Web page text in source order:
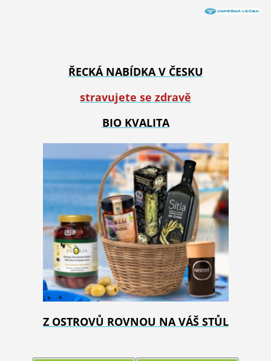
ŘECKÁ NABÍDKA V ČESKU
stravujete se zdravě
BIO KVALITA
Z OSTROVŮ ROVNOU NA VÁŠ STŮL